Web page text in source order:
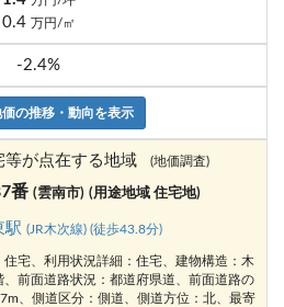
0.4 万円/㎡
-2.4%
の推移・動向を表示
等が点在する地域 (地価調査)
番 (雲南市) (用途地域 住宅地)
駅(JR木次線) (徒歩43.8分)
宅、利用状況詳細：住宅、建物構造：木
前面道路状況：都道府県道、前面道路の
、側道区分：側道、側道方位：北、最寄